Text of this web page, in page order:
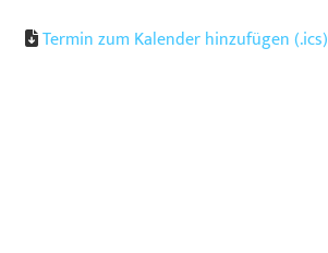
Termin zum Kalender hinzufügen (.ics)